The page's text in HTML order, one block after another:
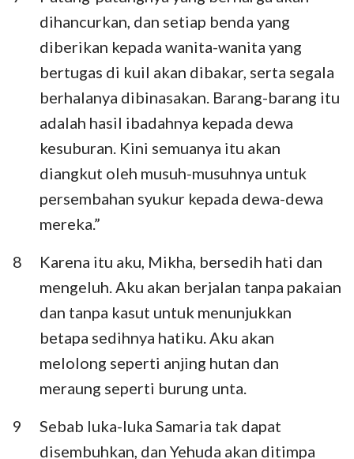
dihancurkan, dan setiap benda yang
diberikan kepada wanita-wanita yang
bertugas di kuil akan dibakar, serta segala
berhalanya dibinasakan. Barang-barang itu
adalah hasil ibadahnya kepada dewa
kesuburan. Kini semuanya itu akan
diangkut oleh musuh-musuhnya untuk
persembahan syukur kepada dewa-dewa
mereka.”
8
Karena itu aku, Mikha, bersedih hati dan
mengeluh. Aku akan berjalan tanpa pakaian
dan tanpa kasut untuk menunjukkan
betapa sedihnya hatiku. Aku akan
melolong seperti anjing hutan dan
meraung seperti burung unta.
9
Sebab luka-luka Samaria tak dapat
disembuhkan, dan Yehuda akan ditimpa